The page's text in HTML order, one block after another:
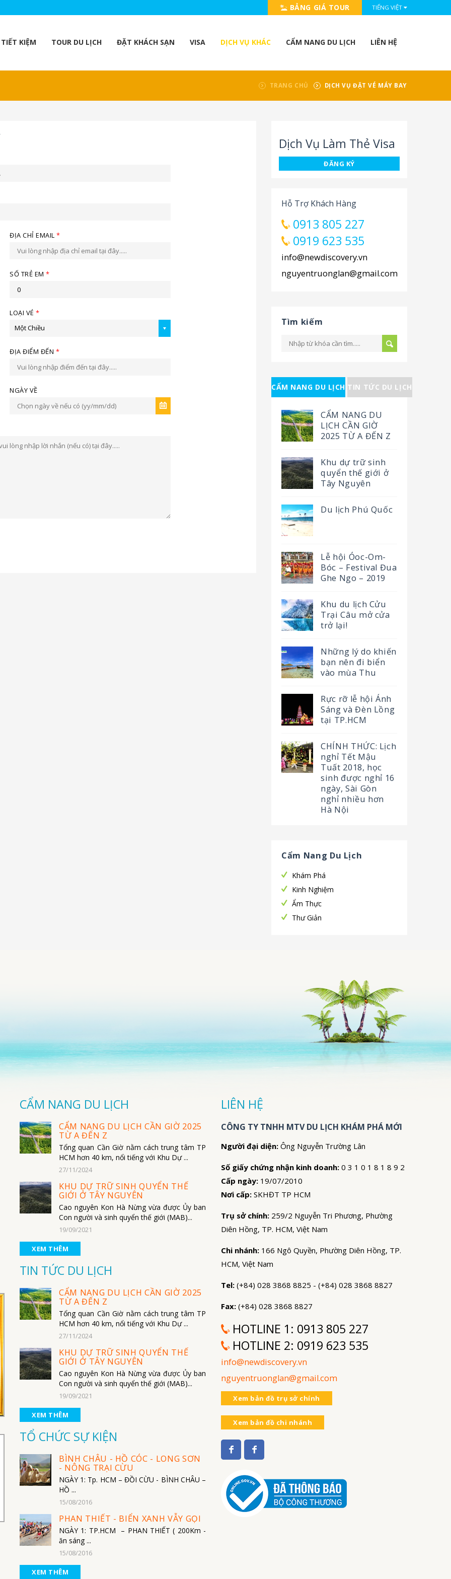
BẢNG GIÁ TOUR TIẾNG VIỆT
KIỆM TOUR DU LỊCH ĐẶT KHÁCH SẠN VISA DỊCH VỤ KHÁC CẨM NANG DU LỊCH LIÊN HỆ
TRANG CHỦ DỊCH VỤ ĐẶT VÉ MÁY BAY
ĐỊA CHỈ EMAIL*
SỐ TRẺ EM*
LOẠI VÉ*
Một Chiều
ĐỊA ĐIỂM ĐẾN *
NGÀY VỀ
Dịch Vụ Làm Thẻ Visa
ĐĂNG KÝ
Hỗ Trợ Khách Hàng
0913 805 227
0919 623 535
info@newdiscovery.vn
nguyentruonglan@gmail.com
Tìm kiếm
CẨM NANG DU LỊCH TIN TỨC DU LỊCH
CẨM NANG DU
LỊCH CẦN GIỜ
2025 TỪ A ĐẾN Z
Khu dự trữ sinh
quyển thế giới ở
Tây Nguyên
Du lịch Phú Quốc
Lễ hội Óoc-Om-
Bóc – Festival Đua
Ghe Ngo – 2019
Khu du lịch Cửu
Trại Câu mở cửa
trở lại!
Những lý do khiến
bạn nên đi biển
vào mùa Thu
Rực rỡ lễ hội Ánh
Sáng và Đèn Lồng
tại TP.HCM
CHÍNH THỨC: Lịch
nghỉ Tết Mậu
Tuất 2018, học
sinh được nghỉ 16
ngày, Sài Gòn
nghỉ nhiều hơn
Hà Nội
Cẩm Nang Du Lịch
Khám Phá
Kinh Nghiệm
Ẩm Thực
Thư Giản
CẨM NANG DU LỊCH
CẨM NANG DU LỊCH CẦN GIỜ 2025
TỪ A ĐẾN Z
Tổng quan Cần Giờ nằm cách trung tâm TP
HCM hơn 40 km, nổi tiếng với Khu Dự ...
27/11/2024
KHU DỰ TRỮ SINH QUYỂN THẾ
GIỚI Ở TÂY NGUYÊN
Cao nguyên Kon Hà Nừng vừa được Ủy ban
Con người và sinh quyển thế giới (MAB)...
19/09/2021
XEM THÊM
TIN TỨC DU LỊCH
CẨM NANG DU LỊCH CẦN GIỜ 2025
TỪ A ĐẾN Z
Tổng quan Cần Giờ nằm cách trung tâm TP
HCM hơn 40 km, nổi tiếng với Khu Dự ...
27/11/2024
KHU DỰ TRỮ SINH QUYỂN THẾ
GIỚI Ở TÂY NGUYÊN
Cao nguyên Kon Hà Nừng vừa được Ủy ban
Con người và sinh quyển thế giới (MAB)...
19/09/2021
XEM THÊM
TỔ CHỨC SỰ KIỆN
BÌNH CHÂU - HỒ CÓC - LONG SƠN
- NÔNG TRẠI CỪU
NGÀY 1: Tp. HCM – ĐỒI CỪU - BÌNH CHÂU –
HỒ ...
15/08/2016
PHAN THIẾT - BIỂN XANH VẪY GỌI
NGÀY 1: TP.HCM – PHAN THIẾT ( 200Km -
ăn sáng ...
15/08/2016
XEM THÊM
LIÊN HỆ
CÔNG TY TNHH MTV DU LỊCH KHÁM PHÁ MỚI
Người đại diện: Ông Nguyễn Trường Lân
Số giấy chứng nhận kinh doanh: 0 3 1 0 1 8 1 8 9 2
Cấp ngày: 19/07/2010
Nơi cấp: SKHĐT TP HCM
Trụ sở chính: 259/2 Nguyễn Tri Phương, Phường
Diên Hồng, TP. HCM, Việt Nam
Chi nhánh: 166 Ngô Quyền, Phường Diên Hồng, TP.
HCM, Việt Nam
Tel: (+84) 028 3868 8825 - (+84) 028 3868 8827
Fax: (+84) 028 3868 8827
HOTLINE 1: 0913 805 227
HOTLINE 2: 0919 623 535
info@newdiscovery.vn
nguyentruonglan@gmail.com
Xem bản đồ trụ sở chính
Xem bản đồ chi nhánh